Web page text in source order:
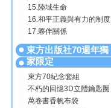
15.陸域生命
16.和平正義與有力的制度
17.夥伴關係
東方出版社70週年獨
家限定
東方70紀念套組
不朽的回憶3D立體鑰匙圈
萬卷書香帆布袋